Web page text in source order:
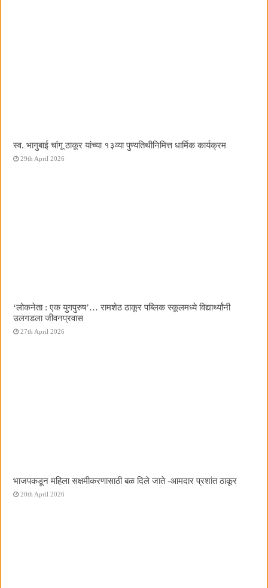
स्व. भागुबाई चांगू ठाकूर यांच्या १३व्या पुण्यतिथीनिमित्त धार्मिक कार्यक्रम
29th April 2026
‌‘लोकनेता : एक युगपुरुष‌’… रामशेठ ठाकूर पब्लिक स्कूलमध्ये विद्यार्थ्यांनी
उलगडला जीवनप्रवास
27th April 2026
भाजपकडून महिला सक्षमीकरणासाठी बळ दिले जाते -आमदार प्रशांत ठाकूर
20th April 2026